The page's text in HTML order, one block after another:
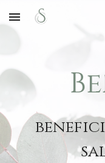
Skip to main content